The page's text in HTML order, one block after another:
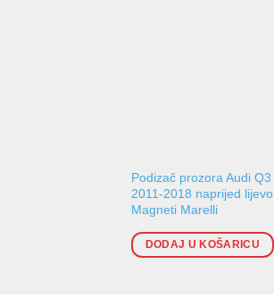
Podizač prozora Audi Q3
2011-2018 naprijed lijevo
Magneti Marelli
DODAJ U KOŠARICU